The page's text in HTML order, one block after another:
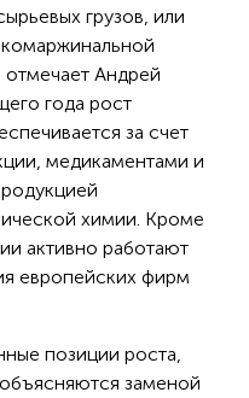
грузов, или
отмечает Андрей
года рост
за счет
медикаментами и
химии. Кроме
активно работают
европейских фирм
позиции роста,
заменой